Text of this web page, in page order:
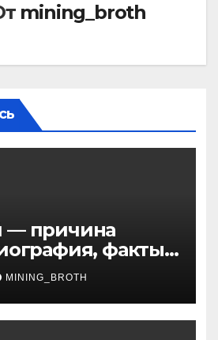
mining_broth
причина
факты
MINING_BROTH